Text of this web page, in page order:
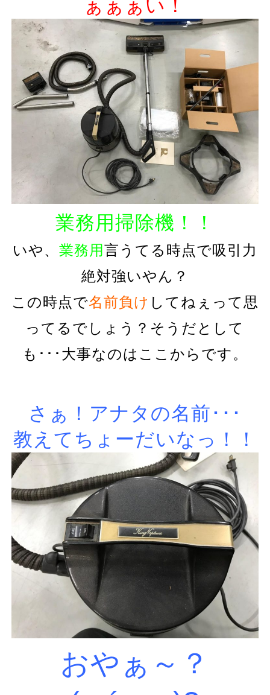
ぁぁぁい！
業務用掃除機！！
いや、 業務用言うてる時点で吸引力
絶対強いやん？
この時点で名前負け してねぇって思
ってるでしょう？そうだとして
も･･･大事なのはここからです。
さぁ！アナタの名前･･･
教えてちょーだいなっ！！
おやぁ～？